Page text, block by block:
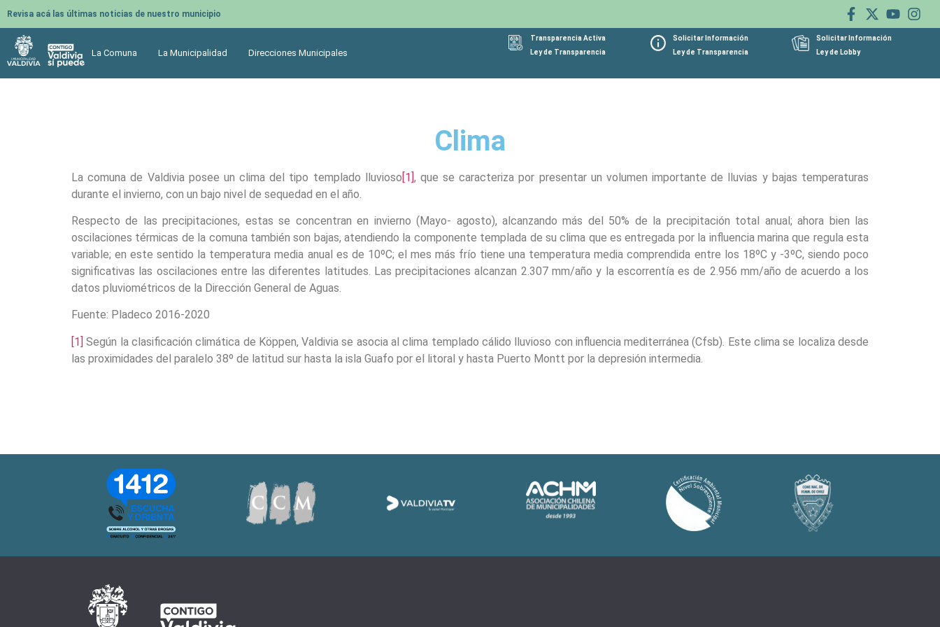
Revisa acá las últimas noticias de nuestro municipio
La Comuna La Municipalidad Direcciones Municipales
Transparencia Activa
Ley de Transparencia
Solicitar Información
Ley de Transparencia
Solicitar Información
Ley de Lobby
Clima
La comuna de Valdivia posee un clima del tipo templado lluvioso[1], que se caracteriza por presentar un volumen importante de lluvias y bajas temperaturas
durante el invierno, con un bajo nivel de sequedad en el año.
Respecto de las precipitaciones, estas se concentran en invierno (Mayo- agosto), alcanzando más del 50% de la precipitación total anual; ahora bien las
oscilaciones térmicas de la comuna también son bajas, atendiendo la componente templada de su clima que es entregada por la influencia marina que regula esta
variable; en este sentido la temperatura media anual es de 10ºC; el mes más frío tiene una temperatura media comprendida entre los 18ºC y -3ºC, siendo poco
significativas las oscilaciones entre las diferentes latitudes. Las precipitaciones alcanzan 2.307 mm/año y la escorrentía es de 2.956 mm/año de acuerdo a los
datos pluviométricos de la Dirección General de Aguas.
Fuente: Pladeco 2016-2020
[1] Según la clasificación climática de Köppen, Valdivia se asocia al clima templado cálido lluvioso con influencia mediterránea (Cfsb). Este clima se localiza desde
las proximidades del paralelo 38º de latitud sur hasta la isla Guafo por el litoral y hasta Puerto Montt por la depresión intermedia.